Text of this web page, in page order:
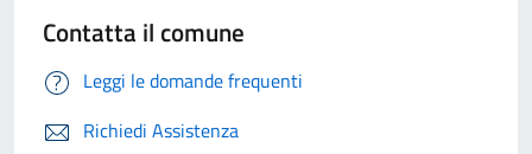
Contatta il comune
Leggi le domande frequenti
Richiedi Assistenza